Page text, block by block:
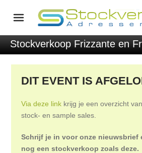
Stockverkoop Frizzante en
DIT EVENT IS
Via deze link krijg je een overzicht
stock- en sample sales.
Schrijf je in voor onze nieuwsbrief
nog een stockverkoop zoals deze.